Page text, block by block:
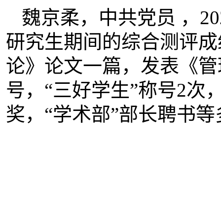
魏京柔，中共党员 ，
研究生期间的综合测评
论》论文一篇，发表《
号，“三好学生”称号2次
奖，“学术部”部长聘书